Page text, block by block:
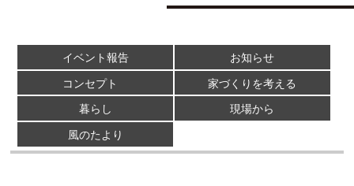
イベント報告
お知らせ
コンセプト
家づくりを考える
暮らし
現場から
風のたより